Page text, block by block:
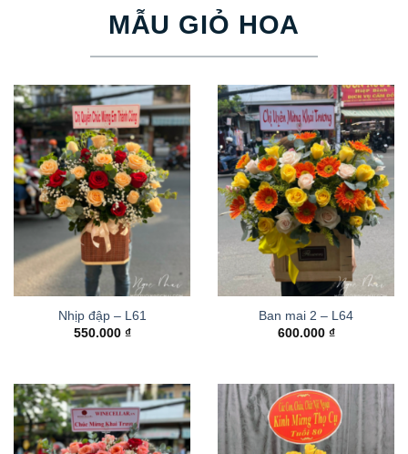
MẪU GIỎ HOA
Nhịp đập – L61
550.000 ₫
Ban mai 2 – L64
600.000 ₫